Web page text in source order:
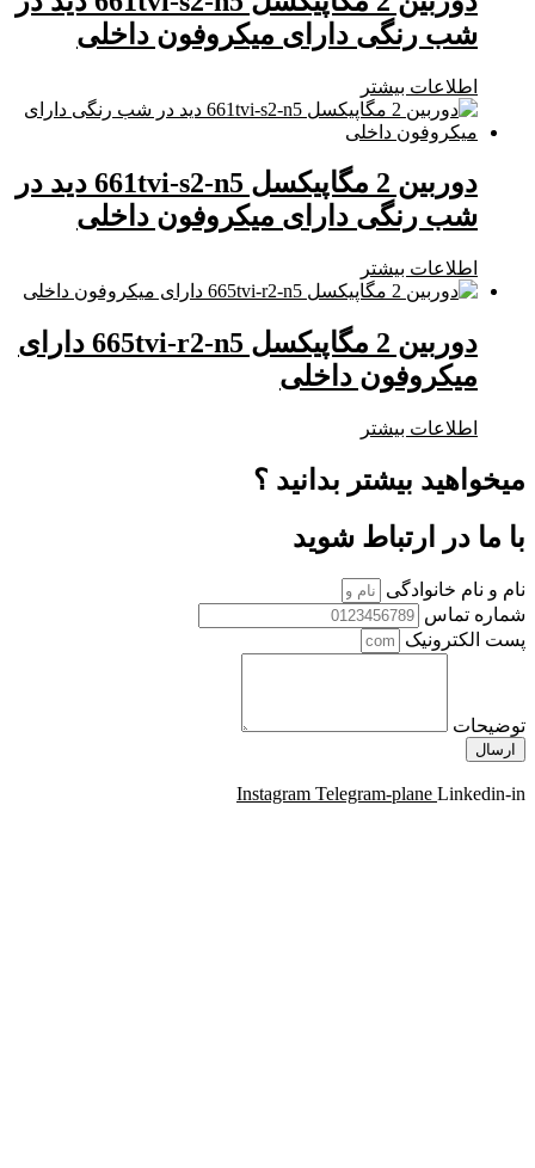
شب رنگی دارای میکروفون داخلی
اطلاعات بیشتر
دوربین 2 مگاپیکسل 661tvi-s2-n5 دید در
شب رنگی دارای میکروفون داخلی
اطلاعات بیشتر
دوربین 2 مگاپیکسل 665tvi-r2-n5 دارای
میکروفون داخلی
اطلاعات بیشتر
میخواهید بیشتر بدانید ؟
با ما در ارتباط شوید
نام و نام خانوادگی
شماره تماس
پست الکترونیک
توضیحات
ارسال
Instagram Telegram-plane Linkedin-in